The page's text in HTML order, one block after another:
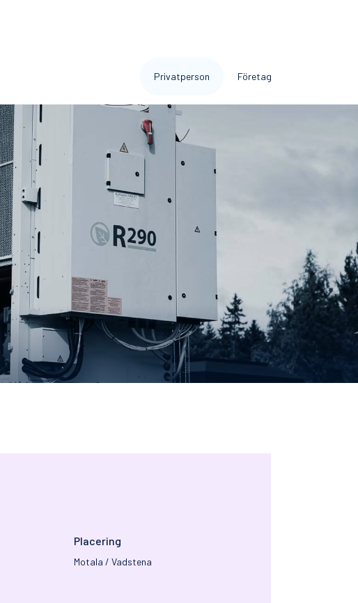
Privatperson Företag
Placering
Motala / Vadstena